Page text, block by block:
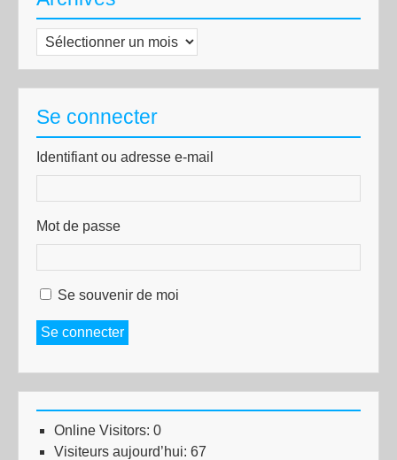
Archives
Se connecter
Identifiant ou adresse e-mail
Mot de passe
Se souvenir de moi
Se connecter
Online Visitors: 0
Visiteurs aujourd’hui: 67